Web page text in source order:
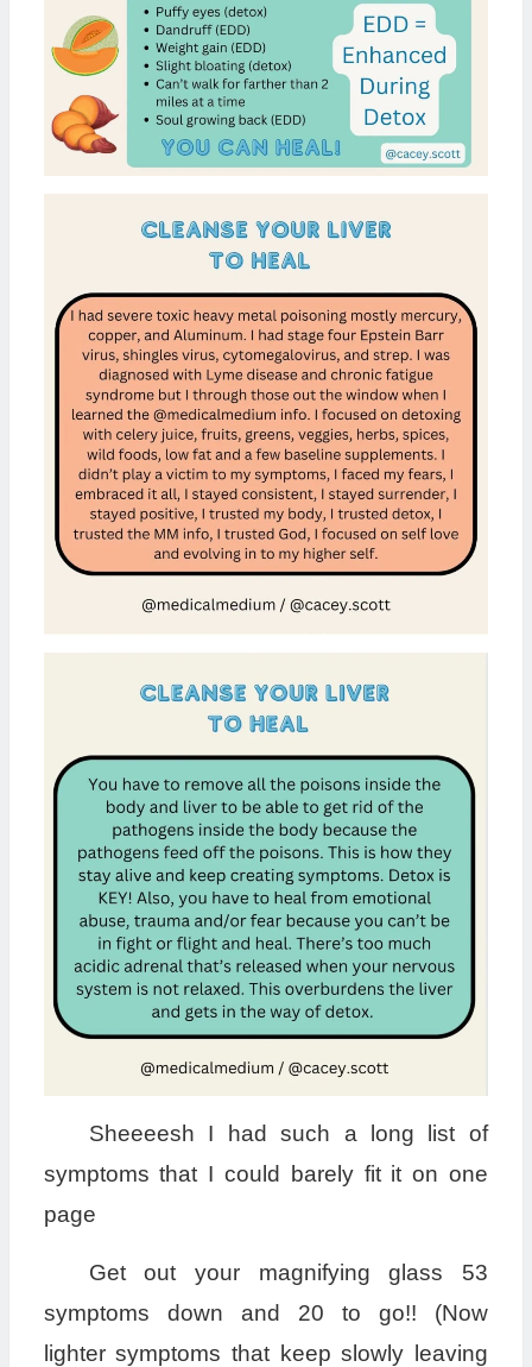
Sheeeesh I had such a long list of
symptoms that I could barely fit it on one
page
Get out your magnifying glass 53
symptoms down and 20 to go!! (Now
lighter symptoms that keep slowly leaving